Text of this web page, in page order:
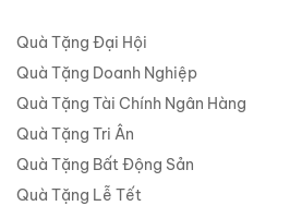
Quà Tặng Đại Hội
Quà Tặng Doanh Nghiệp
Quà Tặng Tài Chính Ngân Hàng
Quà Tặng Tri Ân
Quà Tặng Bất Động Sản
Quà Tặng Lễ Tết